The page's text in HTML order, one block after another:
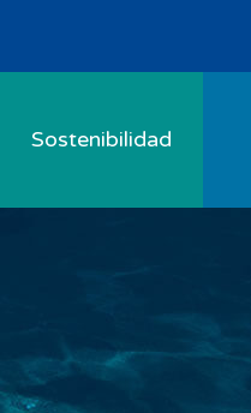
Sostenibilidad